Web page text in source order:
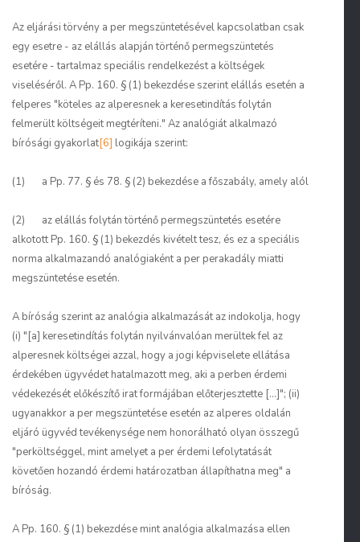
Az eljárási törvény a per megszüntetésével kapcsolatban csak
egy esetre - az elállás alapján történő permegszüntetés
esetére - tartalmaz speciális rendelkezést a költségek
viseléséről. A Pp. 160. § (1) bekezdése szerint elállás esetén a
felperes "köteles az alperesnek a keresetindítás folytán
felmerült költségeit megtéríteni." Az analógiát alkalmazó
bírósági gyakorlat[6] logikája szerint:
(1) a Pp. 77. § és 78. § (2) bekezdése a főszabály, amely alól
(2) az elállás folytán történő permegszüntetés esetére
alkotott Pp. 160. § (1) bekezdés kivételt tesz, és ez a speciális
norma alkalmazandó analógiaként a per perakadály miatti
megszüntetése esetén.
A bíróság szerint az analógia alkalmazását az indokolja, hogy
(i) "[a] keresetindítás folytán nyilvánvalóan merültek fel az
alperesnek költségei azzal, hogy a jogi képviselete ellátása
érdekében ügyvédet hatalmazott meg, aki a perben érdemi
védekezését előkészítő irat formájában előterjesztette [...]"; (ii)
ugyanakkor a per megszüntetése esetén az alperes oldalán
eljáró ügyvéd tevékenysége nem honorálható olyan összegű
"perköltséggel, mint amelyet a per érdemi lefolytatását
követően hozandó érdemi határozatban állapíthatna meg" a
bíróság.
A Pp. 160. § (1) bekezdése mint analógia alkalmazása ellen